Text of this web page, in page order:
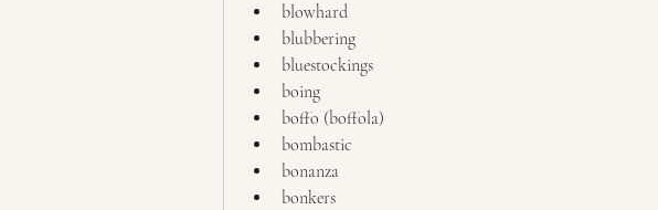
blowhard
blubbering
bluestockings
boing
boffo (boffola)
bombastic
bonanza
bonkers